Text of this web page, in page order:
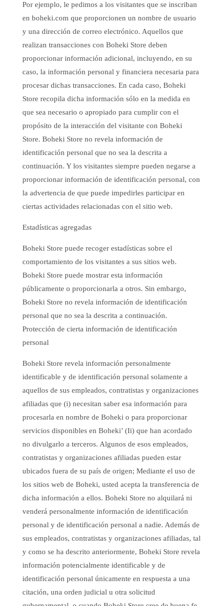
Por ejemplo, le pedimos a los visitantes que se inscriban
en boheki.com que proporcionen un nombre de usuario
y una dirección de correo electrónico. Aquellos que
realizan transacciones con Boheki Store deben
proporcionar información adicional, incluyendo, en su
caso, la información personal y financiera necesaria para
procesar dichas transacciones. En cada caso, Boheki
Store recopila dicha información sólo en la medida en
que sea necesario o apropiado para cumplir con el
propósito de la interacción del visitante con Boheki
Store. Boheki Store no revela información de
identificación personal que no sea la descrita a
continuación. Y los visitantes siempre pueden negarse a
proporcionar información de identificación personal, con
la advertencia de que puede impedirles participar en
ciertas actividades relacionadas con el sitio web.
Estadísticas agregadas
Boheki Store puede recoger estadísticas sobre el
comportamiento de los visitantes a sus sitios web.
Boheki Store puede mostrar esta información
públicamente o proporcionarla a otros. Sin embargo,
Boheki Store no revela información de identificación
personal que no sea la descrita a continuación.
Protección de cierta información de identificación
personal
Boheki Store revela información personalmente
identificable y de identificación personal solamente a
aquellos de sus empleados, contratistas y organizaciones
afiliadas que (i) necesitan saber esa información para
procesarla en nombre de Boheki o para proporcionar
servicios disponibles en Boheki’ (Ii) que han acordado
no divulgarlo a terceros. Algunos de esos empleados,
contratistas y organizaciones afiliadas pueden estar
ubicados fuera de su país de origen; Mediante el uso de
los sitios web de Boheki, usted acepta la transferencia de
dicha información a ellos. Boheki Store no alquilará ni
venderá personalmente información de identificación
personal y de identificación personal a nadie. Además de
sus empleados, contratistas y organizaciones afiliadas, tal
y como se ha descrito anteriormente, Boheki Store revela
información potencialmente identificable y de
identificación personal únicamente en respuesta a una
citación, una orden judicial u otra solicitud